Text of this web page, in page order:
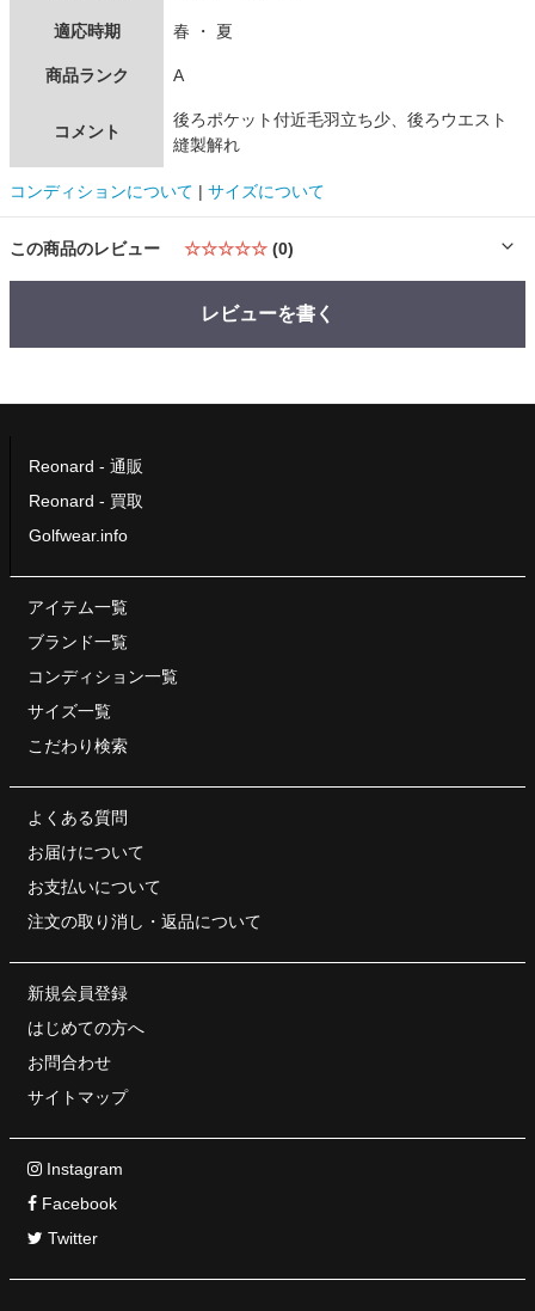
適応時期 春 ・ 夏
商品ランク A
コメント
後ろポケット付近毛羽立ち少、後ろウエスト
縫製解れ
コンディションについて | サイズについて
この商品のレビュー ☆☆☆☆☆ (0)
レビューを書く
Reonard - 通販
Reonard - 買取
Golfwear.info
アイテム一覧
ブランド一覧
コンディション一覧
サイズ一覧
こだわり検索
よくある質問
お届けについて
お支払いについて
注文の取り消し・ 返品について
新規会員登録
はじめての方へ
お問合わせ
サイトマップ
Instagram
Facebook
Twitter